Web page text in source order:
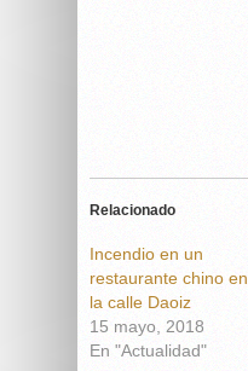
Relacionado
Incendio en un
restaurante chino en
la calle Daoiz
15 mayo, 2018
En "Actualidad"